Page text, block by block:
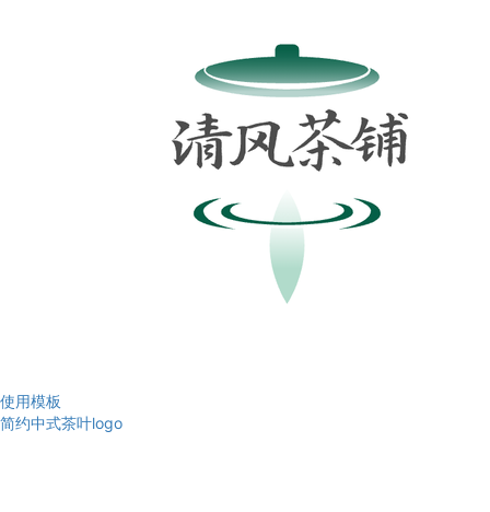
使用模板
简约中式茶叶logo